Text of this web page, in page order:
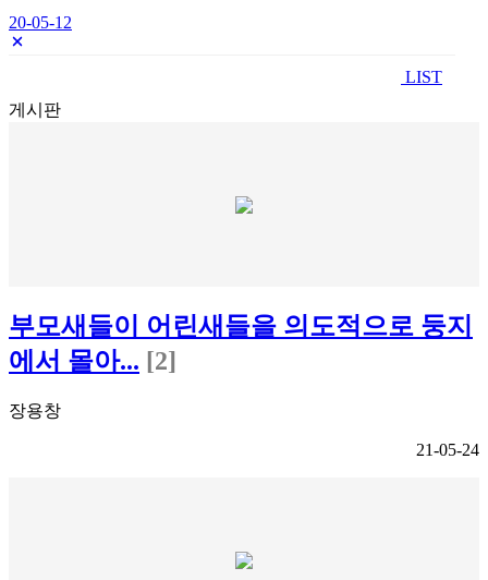
20-05-12
LIST
게시판
부모새들이 어린새들을 의도적으로 둥지
에서 몰아... [2]
장용창
21-05-24